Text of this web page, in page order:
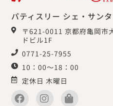
パティスリー シェ・サンタ
〒621-0011 京都府亀岡市
ドビル1F
0771-25-7955
10：00～18：00
定休日 木曜日